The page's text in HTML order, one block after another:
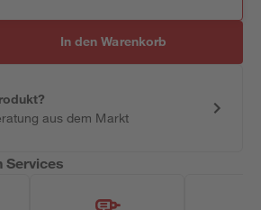
In den Warenkorb
aus dem Markt
Services